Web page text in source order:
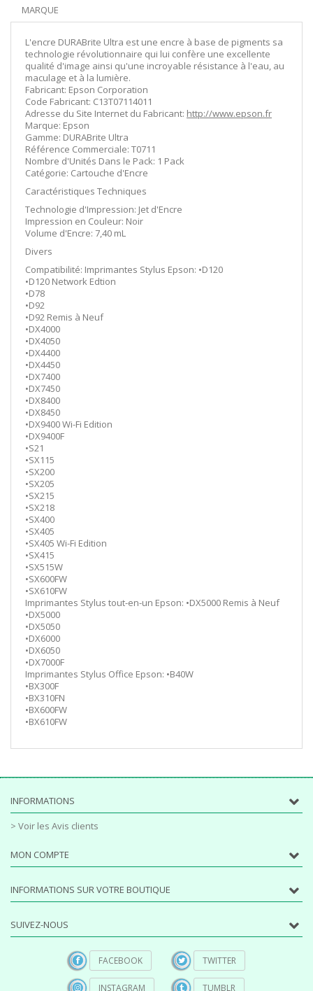
MARQUE
L'encre DURABrite Ultra est une encre à base de pigments sa
technologie révolutionnaire qui lui confère une excellente
qualité d'image ainsi qu'une incroyable résistance à l'eau, au
maculage et à la lumière.
Fabricant: Epson Corporation
Code Fabricant: C13T07114011
Adresse du Site Internet du Fabricant: http://www.epson.fr
Marque: Epson
Gamme: DURABrite Ultra
Référence Commerciale: T0711
Nombre d'Unités Dans le Pack: 1 Pack
Catégorie: Cartouche d'Encre
Caractéristiques Techniques
Technologie d'Impression: Jet d'Encre
Impression en Couleur: Noir
Volume d'Encre: 7,40 mL
Divers
Compatibilité: Imprimantes Stylus Epson: •D120
•D120 Network Edtion
•D78
•D92
•D92 Remis à Neuf
•DX4000
•DX4050
•DX4400
•DX4450
•DX7400
•DX7450
•DX8400
•DX8450
•DX9400 Wi-Fi Edition
•DX9400F
•S21
•SX115
•SX200
•SX205
•SX215
•SX218
•SX400
•SX405
•SX405 Wi-Fi Edition
•SX415
•SX515W
•SX600FW
•SX610FW
Imprimantes Stylus tout-en-un Epson: •DX5000 Remis à Neuf
•DX5000
•DX5050
•DX6000
•DX6050
•DX7000F
Imprimantes Stylus Office Epson: •B40W
•BX300F
•BX310FN
•BX600FW
•BX610FW
INFORMATIONS
> Voir les Avis clients
MON COMPTE
INFORMATIONS SUR VOTRE BOUTIQUE
SUIVEZ-NOUS
FACEBOOK
INSTAGRAM
TWITTER
TUMBLR